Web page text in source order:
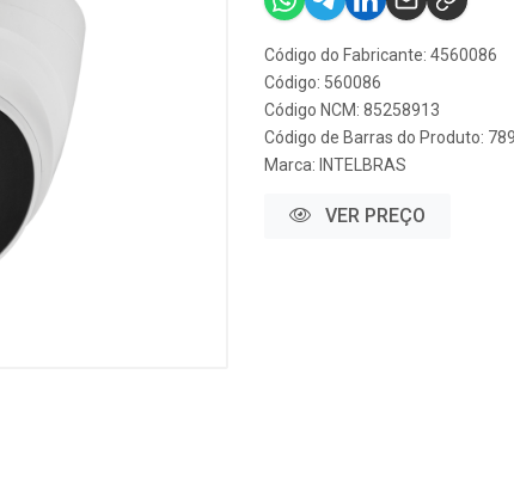
Código do Fabricante: 4560086
Código: 560086
Código NCM: 85258913
Código de Barras do Produto:
Marca: INTELBRAS
VER PREÇO